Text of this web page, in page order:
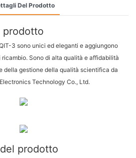
Del Prodotto
prodotto
3 sono unici ed eleganti e aggiungono
Sono di alta qualità e affidabilità
della gestione della qualità scientifica da
Technology Co., Ltd.
prodotto